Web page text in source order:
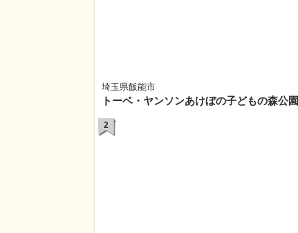
埼玉県飯能市
トーベ・ヤンソンあけぼの子どもの森公園
2